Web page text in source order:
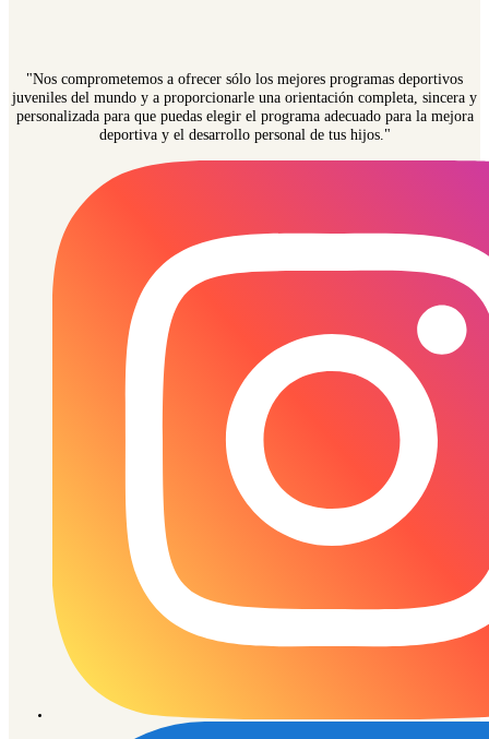
"Nos comprometemos a ofrecer sólo los mejores programas deportivos
juveniles del mundo y a proporcionarle una orientación completa, sincera y
personalizada para que puedas elegir el programa adecuado para la mejora
deportiva y el desarrollo personal de tus hijos."